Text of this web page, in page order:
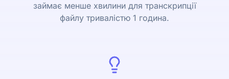
займає менше хвилини для транскрипції
файлу тривалістю 1 година.